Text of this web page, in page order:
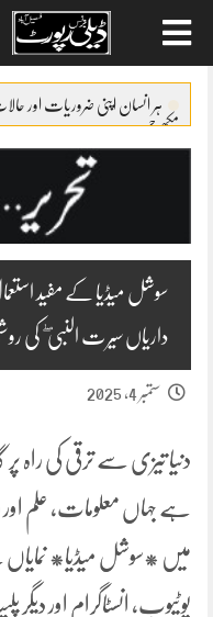
contentہر انسان اپنی ضروریات اور
مکھرجی
دپیکا ککڑنے اپنی مرضی سے اسلام
فلم ”میرا لیاری” آسکر ایوارڈ کی
سیف علی خان بچپن میں پیسے
سوشل میڈیا کے مفید
داریاں سیرت النبی ۖ کی
ستمبر 4, 2025
دنیا تیزی سے ترقی کی راہ
ہے جہاں معلومات، علم
میں *سوشل میڈیا*
یوٹیوب، انسٹاگرام اور